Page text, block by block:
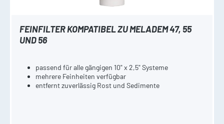
FEINFILTER KOMPATIBEL ZU MELADEM 47, 55
UND 56
passend für alle gängigen 10" x 2,5" Systeme
mehrere Feinheiten verfügbar
entfernt zuverlässig Rost und Sedimente